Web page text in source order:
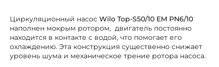
Циркуляционный насос Wilo Top-S50/10 EM PN6/10
наполнен мокрым ротором, двигатель постоянно
находится в контакте с водой, что помогает его
охлаждению. Эта конструкция существенно снижает
уровень шума и механическое трение ротора насоса.